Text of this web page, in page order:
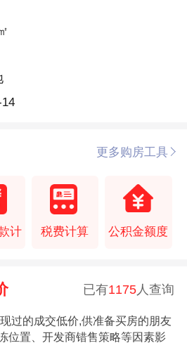
更多购房工具
计 税费计算 公积金额度
已有1175人查询
过的成交低价,供准备买房的朋友
位置、开发商错售策略等因素影